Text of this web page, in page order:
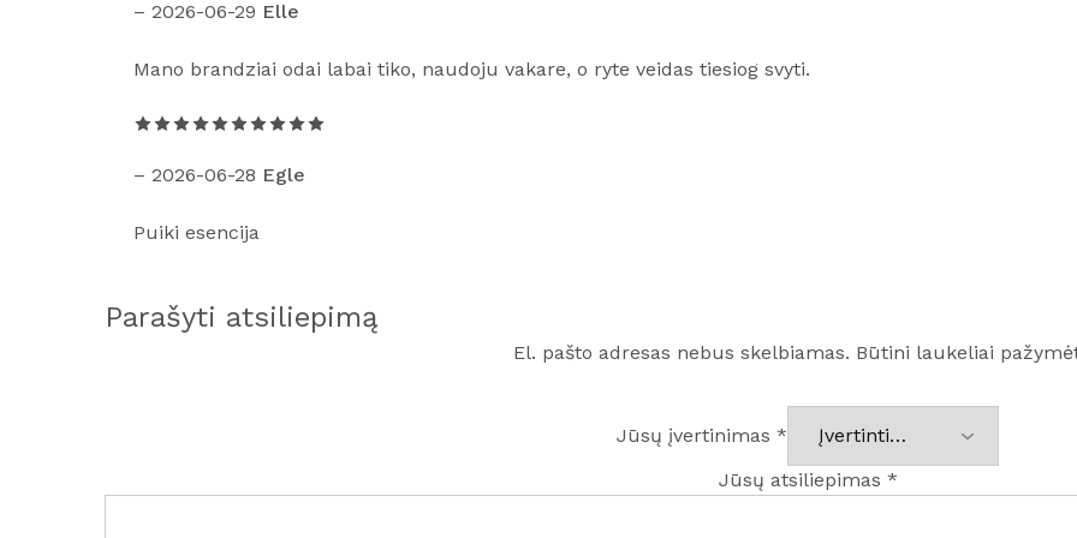
– 2026-06-29 Elle
Mano brandziai odai labai tiko, naudoju vakare, o ryte veidas tiesiog svyti.
– 2026-06-28 Egle
Puiki esencija
Parašyti atsiliepimą
El. pašto adresas nebus skelbiamas. Būtini laukeliai
Jūsų įvertinimas *
Jūsų atsiliepimas *